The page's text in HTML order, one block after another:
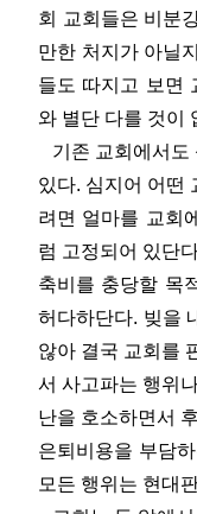
회 교회들은 비분
만한 처지가 아닐
들도 따지고 보면
와 별단 다를 것이
기존 교회에서도
있다. 심지어 어떤
려면 얼마를 교회
럼 고정되어 있단
축비를 충당할 목
허다하단다. 빚을
않아 결국 교회를
서 사고파는 행위
난을 호소하면서
은퇴비용을 부담
모든 행위는 현대